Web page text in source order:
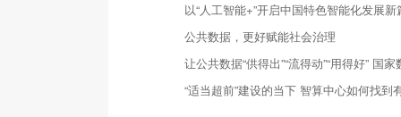
以“人工智能+”开启中国特色智能化发展新
公共数据，更好赋能社会治理
让公共数据“供得出”“流得动”“用得好” 国
“适当超前”建设的当下 智算中心如何找到